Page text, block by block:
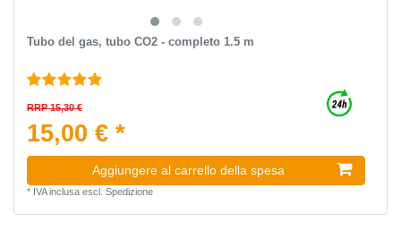
Tubo del gas, tubo CO2 - completo 1.5 m
RRP 15,30 €
15,00 € *
Aggiungere al carrello della spesa
* IVA inclusaescl. Spedizione